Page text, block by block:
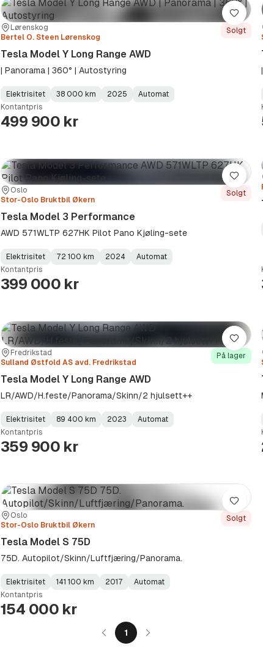
Sted:Lørenskog
Forhandler:
Bertel O. Steen Lørenskog
Solgt
Tesla Model Y Long Range AWD
| Panorama | 360° | Autostyring
Fuel
Type:
Elektrisitet
Kilometerstand:
38 000 km
Model
Year:
2025
Gearbox
Type:
Automat
Kontantpris
499 900 kr
Lagre
Sted:
Oslo
Forhandler:
Stor-Oslo Bruktbil Økern
Solgt
Tesla Model 3 Performance
AWD 571WLTP 627HK Pilot Pano Kjøling-sete
Fuel
Type:
Elektrisitet
Kilometerstand:
72 100 km
Model
Year:
2024
Gearbox
Type:
Automat
Kontantpris
399 000 kr
Lagre
Sted:Fredrikstad
Forhandler:
Sulland Østfold AS avd. Fredrikstad
På lager
Tesla Model Y Long Range AWD
LR/AWD/H.feste/Panorama/Skinn/2 hjulsett++
Fuel
Type:
Elektrisitet
Kilometerstand:
89 400 km
Model
Year:
2023
Gearbox
Type:
Automat
Kontantpris
359 900 kr
Lagre
Sted:
Oslo
Forhandler:
Stor-Oslo Bruktbil Økern
Solgt
Tesla Model S 75D
75D. Autopilot/Skinn/Luftfjæring/Panorama.
Fuel
Type:
Elektrisitet
Kilometerstand:
141 100 km
Model
Year:
2017
Gearbox
Type:
Automat
Kontantpris
154 000 kr
Lagre
1